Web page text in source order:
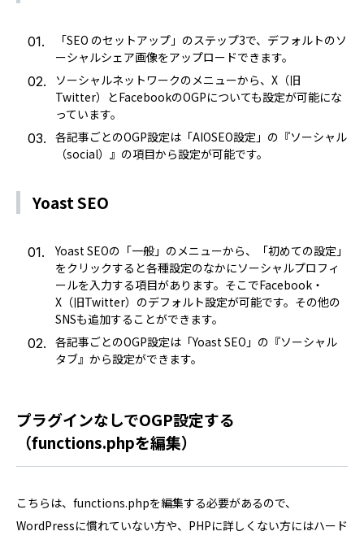
「SEO のセットアップ」のステップ3で、デフォルトのソ
ーシャルシェア画像をアップロードできます。
ソーシャルネットワークのメニューから、X（旧
Twitter）とFacebookのOGPについても設定が可能にな
っています。
各記事ごとのOGP設定は「AIOSEO設定」の『ソーシャル
（social）』の項目から設定が可能です。
Yoast SEO
Yoast SEOの「一般」のメニューから、「初めての設定」
をクリックすると各種設定のなかにソーシャルプロフィ
ールを入力する項目があります。そこでFacebook・
X（旧Twitter）のデフォルト設定が可能です。その他の
SNSも追加することができます。
各記事ごとのOGP設定は「Yoast SEO」の『ソーシャル
タブ』から設定ができます。
プラグインなしでOGP設定する
（functions.phpを編集）
こちらは、functions.phpを編集する必要があるので、
WordPressに慣れていない方や、PHPに詳しくない方にはハード